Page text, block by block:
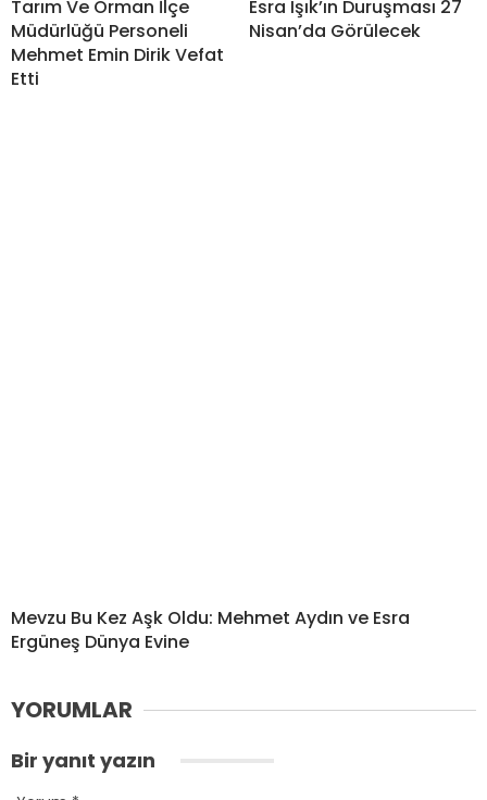
Tarım Ve Orman İlçe
Müdürlüğü Personeli
Mehmet Emin Dirik Vefat
Etti
Esra Işık’ın Duruşması 27
Nisan’da Görülecek
Mevzu Bu Kez Aşk Oldu: Mehmet Aydın ve Esra
Ergüneş Dünya Evine
YORUMLAR
Bir yanıt yazın